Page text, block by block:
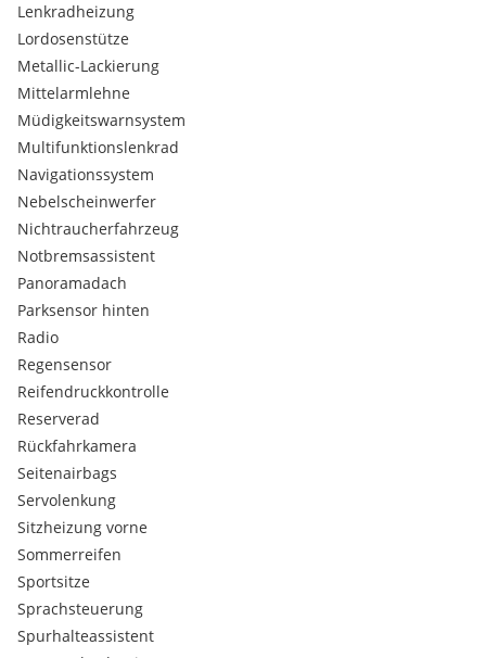
Lenkradheizung
Lordosenstütze
Metallic-Lackierung
Mittelarmlehne
Müdigkeitswarnsystem
Multifunktionslenkrad
Navigationssystem
Nebelscheinwerfer
Nichtraucherfahrzeug
Notbremsassistent
Panoramadach
Parksensor hinten
Radio
Regensensor
Reifendruckkontrolle
Reserverad
Rückfahrkamera
Seitenairbags
Servolenkung
Sitzheizung vorne
Sommerreifen
Sportsitze
Sprachsteuerung
Spurhalteassistent